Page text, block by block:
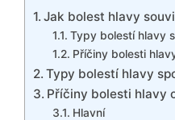
Jak bolest hlavy
Typy bolestí hlavy
Příčiny bolesti
Typy bolestí hlavy
Příčiny bolesti hlavy
Hlavní